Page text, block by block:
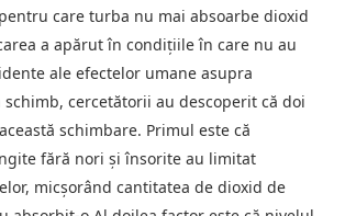
care turba nu mai absoarbe dioxid
a apărut în condițiile în care nu au
ale efectelor umane asupra
cercetătorii au descoperit că doi
schimbare. Primul este că
fără nori și însorite au limitat
micșorând cantitatea de dioxid de